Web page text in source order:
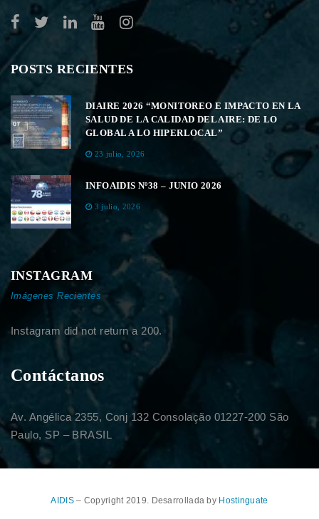
POSTS RECIENTES
DIAIRE 2026 “MONITOREO E IMPACTO EN LA
SALUD DE LA CALIDAD DEL AIRE: DE LO
GLOBAL A LO HIPERLOCAL”
23 julio, 2026
INFOAIDIS Nº38 – JUNIO 2026
3 julio, 2026
INSTAGRAM
Imágenes Recientes
Instagram did not return a 200.
Contáctanos
Av. Angélica 2355, Conj 132 Consolação 01227-200 São
Paulo, SP – BRASIL
AIDIS– Copyright 2019. Desarrollada by Hostinguate